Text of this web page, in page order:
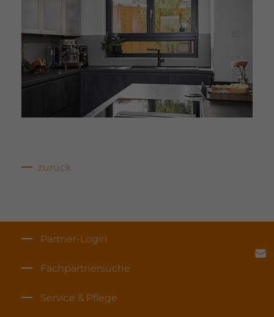
zurück
Partner-Login
Fach­part­ner­suche
Service & Pflege